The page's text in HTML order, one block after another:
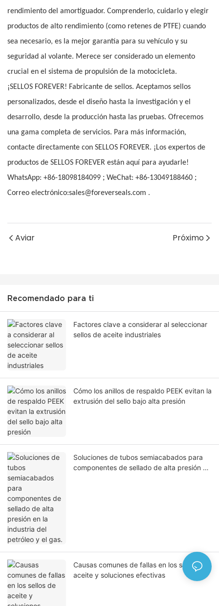
rendimiento del amortiguador. Comprenderlo, cuidarlo y elegir
productos de alto rendimiento (como retenes de PTFE) cuando
sea necesario, es la mejor garantía para su vehículo y su
seguridad al volante. Merece ser considerado un elemento
crucial en el sistema de propulsión de la motocicleta.
¡SELLOS FOREVER! Fabricante de sellos. Aceptamos sellos
personalizados, desde el diseño hasta la investigación y el
desarrollo, desde la producción hasta las pruebas. Ofrecemos
una gama completa de servicios. Para más información,
contacte directamente con SELLOS FOREVER. ¡Los expertos de
productos de SELLOS FOREVER están aquí para ayudarle!
WhatsApp: +86-18098184099 ; WeChat: +86-13049188460 ;
Correo electrónico:sales@foreverseals.com .
Aviar Próximo
Recomendado para ti
Factores clave a considerar al seleccionar
sellos de aceite industriales
Cómo los anillos de respaldo PEEK evitan la
extrusión del sello bajo alta presión
Soluciones de tubos semiacabados para
componentes de sellado de alta presión en
Causas comunes de fallas en los sellos de
aceite y soluciones efectivas